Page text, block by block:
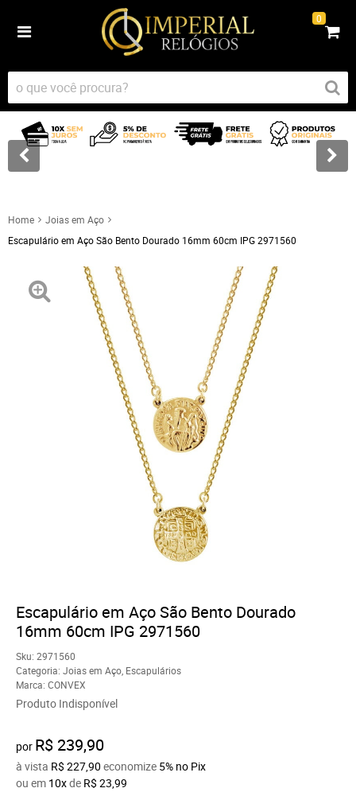
0
Home
Joias em Aço
Escapulário em Aço São Bento Dourado 16mm 60cm IPG 2971560
Escapulário em Aço São Bento Dourado
16mm 60cm IPG 2971560
Sku: 2971560
Categoria: Joias em Aço Escapulários
Marca: CONVEX
Produto Indisponível
por R$ 239,90
à vista R$ 227,90 economize 5% no Pix
ou em 10xde R$ 23,99